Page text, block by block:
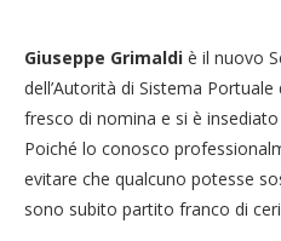
Giuseppe Grimaldi è il nuovo
dell’Autorità di Sistema Portuale
fresco di nomina e si è
Poiché lo conosco
evitare che qualcuno potesse
sono subito partito franco di